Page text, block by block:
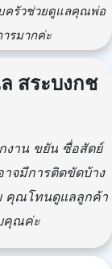
ครัวช่วยดูแลคุณพ่อ
รมากค่ะ
สระบงกช
งาน ขยัน ซื่อสัตย์
าจมีการติดขัดบ้าง
คุณโทนดูแลลูกค้า
คุณค่ะ